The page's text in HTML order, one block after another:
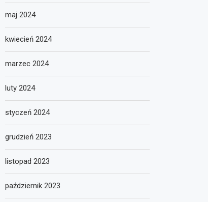
maj 2024
kwiecień 2024
marzec 2024
luty 2024
styczeń 2024
grudzień 2023
listopad 2023
październik 2023